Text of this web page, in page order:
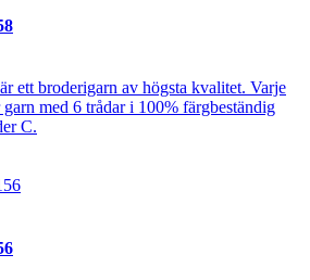
ett broderigarn av högsta kvalitet. Varje
med 6 trådar i 100% färgbeständig
C.